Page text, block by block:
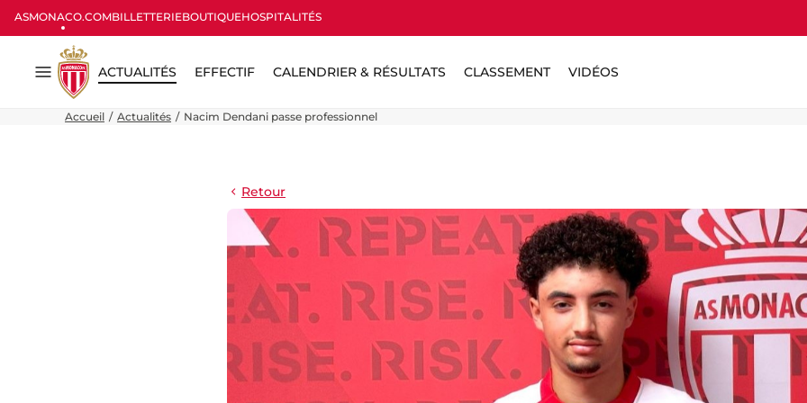
ASMONACO.COMBILLETTERIEBOUTIQUEHOSPITALITÉS
Menu
ACTUALITÉS EFFECTIF CALENDRIER & RÉSULTATS CLASSEMENT VIDÉOS
Accueil Actualités Nacim Dendani passe professionnel
Retour